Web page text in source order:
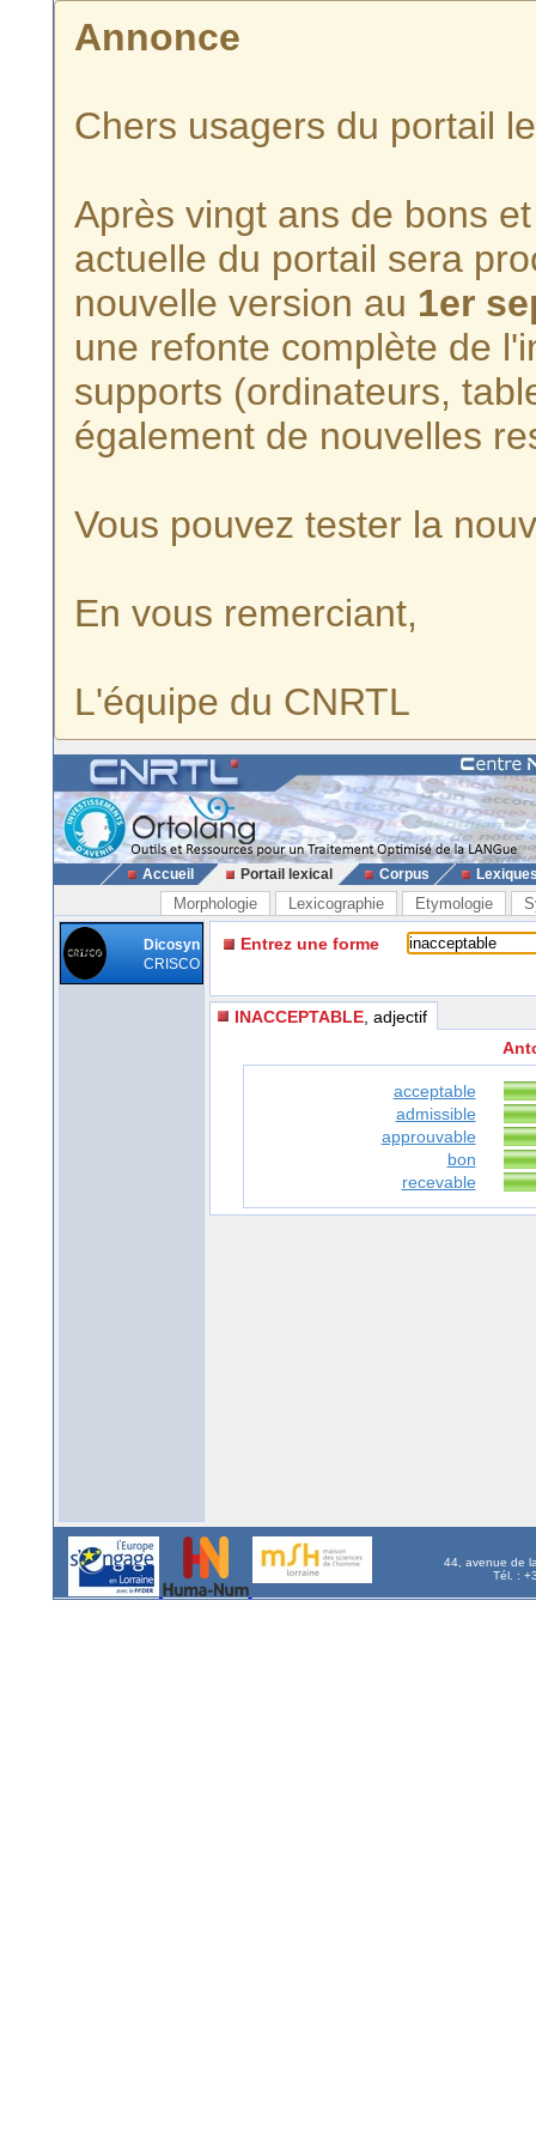
Annonce
Chers usagers du portail
Après vingt ans de bons
actuelle du portail sera
nouvelle version au 1er
une refonte complète de
supports (ordinateurs,
également de nouvelles
Vous pouvez tester la
En vous remerciant,
L'équipe du CNRTL
Accueil Portail lexical Corpus
Morphologie Lexicographie Etymologie
Dicosyn
CRISCO
Entrez une forme
INACCEPTABLE , adjectif
acceptable
admissible
approuvable
bon
recevable
44, avenue de
Tél. :